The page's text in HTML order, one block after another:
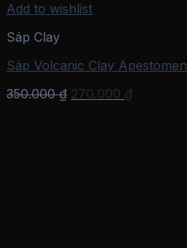
Add to wishlist
Sáp Clay
Sáp Volcanic Clay Apestomen
350.000₫ Giá
270.000 ₫Giá